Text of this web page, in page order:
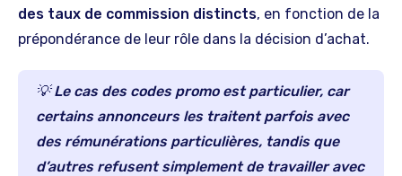
des taux de commission distincts, en fonction de la
prépondérance de leur rôle dans la décision d’achat.
💡 Le cas des codes promo est particulier, car
certains annonceurs les traitent parfois avec
des rémunérations particulières, tandis que
d’autres refusent simplement de travailler avec